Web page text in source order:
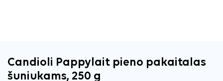
Candioli Pappylait pieno pakaitalas
šuniukams, 250 g